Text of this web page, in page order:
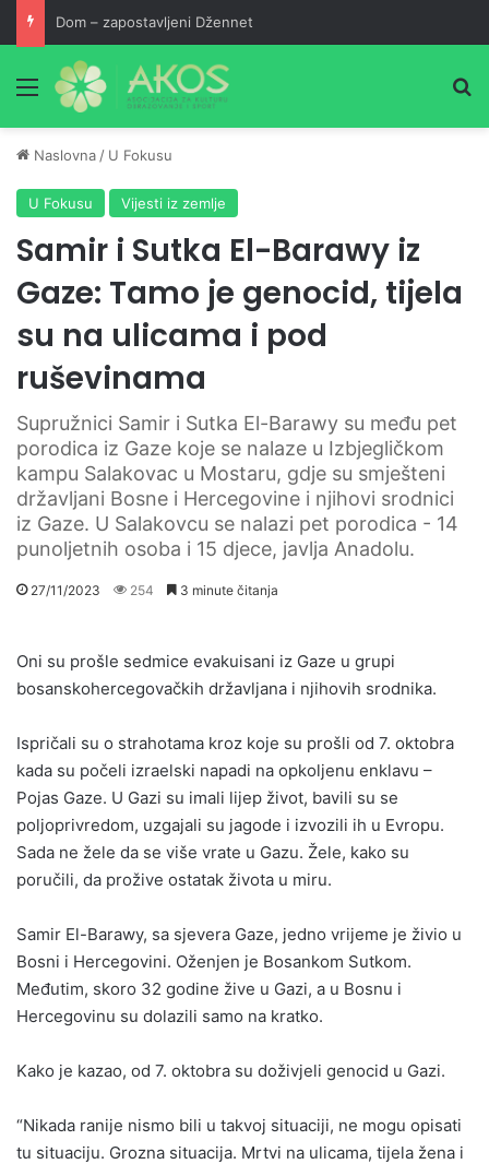
Dom – zapostavljeni Džennet
Meni
Naslovna / U Fokusu
U Fokusu Vijesti iz zemlje
Samir i Sutka El-Barawy iz
Gaze: Tamo je genocid, tijela
su na ulicama i pod
ruševinama
Supružnici Samir i Sutka El-Barawy su među pet
porodica iz Gaze koje se nalaze u Izbjegličkom
kampu Salakovac u Mostaru, gdje su smješteni
državljani Bosne i Hercegovine i njihovi srodnici
iz Gaze. U Salakovcu se nalazi pet porodica - 14
punoljetnih osoba i 15 djece, javlja Anadolu.
27/11/2023 254 3 minute čitanja
Oni su prošle sedmice evakuisani iz Gaze u grupi
bosanskohercegovačkih državljana i njihovih srodnika.
Ispričali su o strahotama kroz koje su prošli od 7. oktobra
kada su počeli izraelski napadi na opkoljenu enklavu –
Pojas Gaze. U Gazi su imali lijep život, bavili su se
poljoprivredom, uzgajali su jagode i izvozili ih u Evropu.
Sada ne žele da se više vrate u Gazu. Žele, kako su
poručili, da prožive ostatak života u miru.
Samir El-Barawy, sa sjevera Gaze, jedno vrijeme je živio u
Bosni i Hercegovini. Oženjen je Bosankom Sutkom.
Međutim, skoro 32 godine žive u Gazi, a u Bosnu i
Hercegovinu su dolazili samo na kratko.
Kako je kazao, od 7. oktobra su doživjeli genocid u Gazi.
“Nikada ranije nismo bili u takvoj situaciji, ne mogu opisati
tu situaciju. Grozna situacija. Mrtvi na ulicama, tijela žena i